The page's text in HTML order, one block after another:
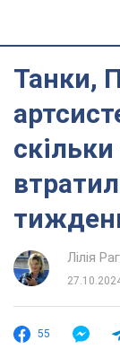
Танки,
скільки
Лілія
55